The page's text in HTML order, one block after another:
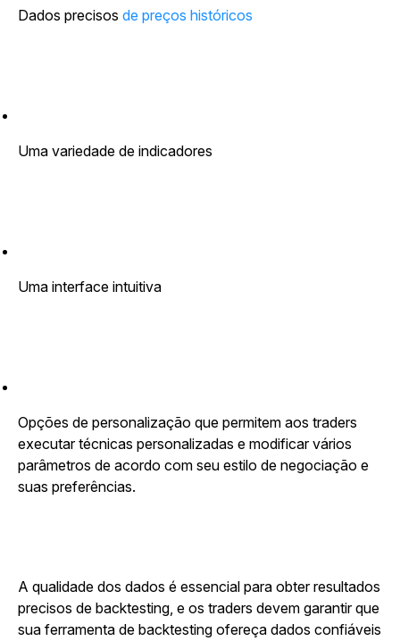
Dados precisos de preços históricos
Uma variedade de indicadores
Uma interface intuitiva
Opções de personalização que permitem aos traders
executar técnicas personalizadas e modificar vários
parâmetros de acordo com seu estilo de negociação e
suas preferências.
A qualidade dos dados é essencial para obter resultados
precisos de backtesting, e os traders devem garantir que
sua ferramenta de backtesting ofereça dados confiáveis